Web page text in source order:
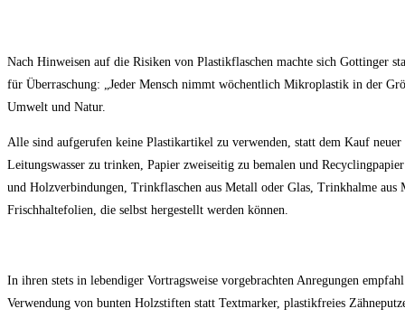
Nach Hinweisen auf die Risiken von Plastikflaschen machte sich Gottinger
für Überraschung: „Jeder Mensch nimmt wöchentlich Mikroplastik in der
Umwelt und Natur.
Alle sind aufgerufen keine Plastikartikel zu verwenden, statt dem Kauf
Leitungswasser zu trinken, Papier zweiseitig zu bemalen und
und Holzverbindungen, Trinkflaschen aus Metall oder Glas, Trinkhalme aus
Frischhaltefolien, die selbst hergestellt werden können.
In ihren stets in lebendiger Vortragsweise vorgebrachten Anregungen
Verwendung von bunten Holzstiften statt Textmarker, plastikfreies